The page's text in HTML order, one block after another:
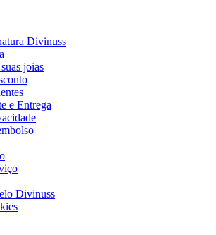
Divinuss
joias
e Entrega
Divinuss